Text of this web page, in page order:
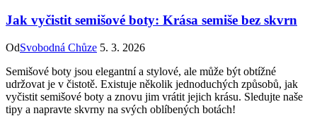
Jak vyčistit semišové boty: Krása semiše bez skvrn
OdSvobodná Chůze 5. 3. 2026
Semišové boty jsou elegantní a stylové, ale může být obtížné
udržovat je v čistotě. Existuje několik jednoduchých způsobů, jak
vyčistit semišové boty a znovu jim vrátit jejich krásu. Sledujte naše
tipy a napravte skvrny na svých oblíbených botách!